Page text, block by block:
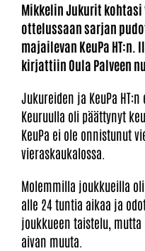
Mikkelin Jukurit
ottelussaan sarjan
majailevan KeuPa
kirjattiin Oula Palveen
Jukureiden ja KeuPa
Keuruulla oli päättynyt
KeuPa ei ole onnistunut
vieraskaukalossa.
Molemmilla joukkueilla
alle 24 tuntia aikaa ja
joukkueen taistelu,
aivan muuta.